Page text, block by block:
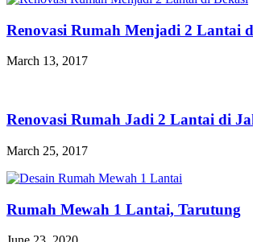
Renovasi Rumah Menjadi 2 Lantai
March 13, 2017
Renovasi Rumah Jadi 2 Lantai di
March 25, 2017
Rumah Mewah 1 Lantai, Tarutung